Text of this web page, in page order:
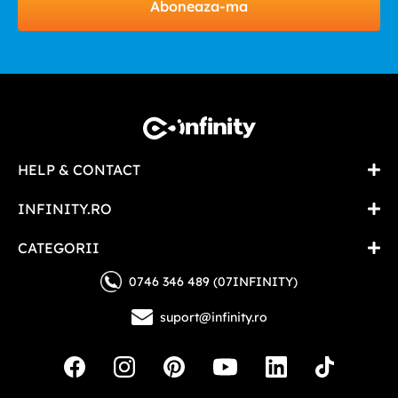
Aboneaza-ma
HELP & CONTACT
INFINITY.RO
CATEGORII
0746 346 489 (07INFINITY)
suport@infinity.ro